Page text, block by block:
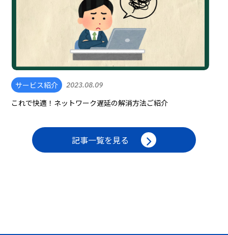
サービス紹介 2023.08.09
これで快適！ネットワーク遅延の解消方法ご紹介
記事一覧を見る